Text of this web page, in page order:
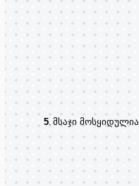
5. მსაჯი მოსყიდულია